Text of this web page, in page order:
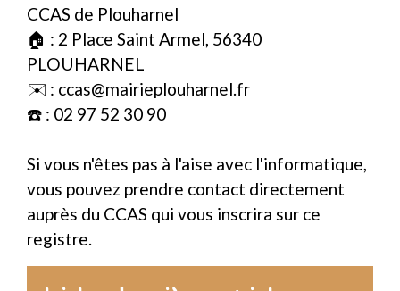
CCAS de Plouharnel
🏠 : 2 Place Saint Armel, 56340
PLOUHARNEL
✉️ : ccas@mairieplouharnel.fr
☎️ : 02 97 52 30 90
Si vous n'êtes pas à l'aise avec l'informatique,
vous pouvez prendre contact directement
auprès du CCAS qui vous inscrira sur ce
registre.